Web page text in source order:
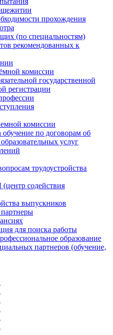
прохождения
(по специальностям)
рекомендованных к
комиссии
государственной
регистрации
комиссии
по договорам об
услуг
трудоустройства
содействия
выпускников
для поиска работы
образование
партнеров (обучение,